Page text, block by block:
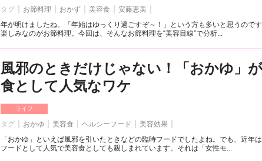
タグ お節料理 おかず 美容食
安藤恵美
年が明けましたね。「年始はゆっくり過ごすぞ～！」という方も多いと思うので
楽しみなのがお節料理。今回は、そんなお節料理を“美容目線”で分析...
風邪のときだけじゃない！「おかゆ」
食として人気なワケ
ライフ
タグ おかゆ 美容食 ヘルシーフード
美容効果
「おかゆ」といえば風邪を引いたときなどの臨時フードでしたよね。でも、近年
フードとして人気で美容食としても親しまれています。それは「女性モ...